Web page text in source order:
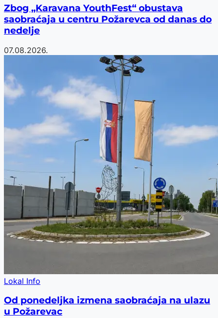
Zbog „Karavana YouthFest“ obustava
saobraćaja u centru Požarevca od danas do
nedelje
07.08.2026.
Lokal Info
Od ponedeljka izmena saobraćaja na ulazu
u Požarevac